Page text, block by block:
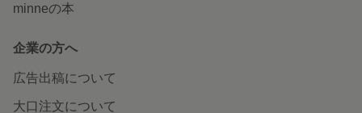
minneの本
企業の方へ
広告出稿について
大口注文について